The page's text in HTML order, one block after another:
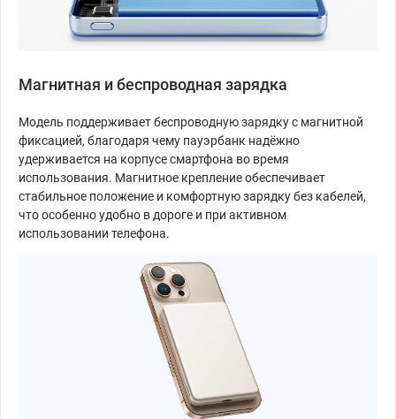
Магнитная и беспроводная зарядка
Модель поддерживает беспроводную зарядку с магнитной
фиксацией, благодаря чему пауэрбанк надёжно
удерживается на корпусе смартфона во время
использования. Магнитное крепление обеспечивает
стабильное положение и комфортную зарядку без кабелей,
что особенно удобно в дороге и при активном
использовании телефона.